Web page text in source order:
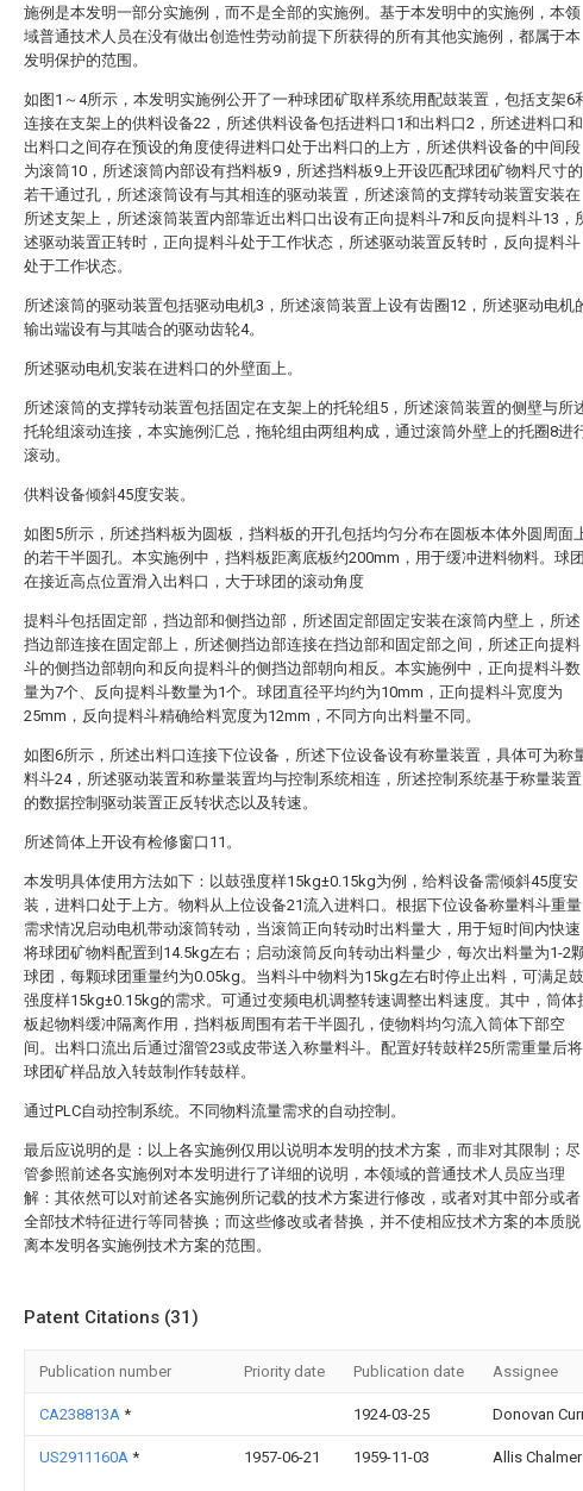
施例是本发明一部分实施例，而不是全部的实施例。基于本发明中的实施例，本领
域普通技术人员在没有做出创造性劳动前提下所获得的所有其他实施例，都属于本
发明保护的范围。
如图1～4所示，本发明实施例公开了一种球团矿取样系统用配鼓装置，包括支架6
连接在支架上的供料设备22，所述供料设备包括进料口1和出料口2，所述进料口和
出料口之间存在预设的角度使得进料口处于出料口的上方，所述供料设备的中间段
为滚筒10，所述滚筒内部设有挡料板9，所述挡料板9上开设匹配球团矿物料尺寸的
若干通过孔，所述滚筒设有与其相连的驱动装置，所述滚筒的支撑转动装置安装在
所述支架上，所述滚筒装置内部靠近出料口出设有正向提料斗7和反向提料斗13，
述驱动装置正转时，正向提料斗处于工作状态，所述驱动装置反转时，反向提料斗
处于工作状态。
所述滚筒的驱动装置包括驱动电机3，所述滚筒装置上设有齿圈12，所述驱动电机
输出端设有与其啮合的驱动齿轮4。
所述驱动电机安装在进料口的外壁面上。
所述滚筒的支撑转动装置包括固定在支架上的托轮组5，所述滚筒装置的侧壁与所
托轮组滚动连接，本实施例汇总，拖轮组由两组构成，通过滚筒外壁上的托圈8进
滚动。
供料设备倾斜45度安装。
如图5所示，所述挡料板为圆板，挡料板的开孔包括均匀分布在圆板本体外圆周面
的若干半圆孔。本实施例中，挡料板距离底板约200mm，用于缓冲进料物料。球团
在接近高点位置滑入出料口，大于球团的滚动角度
提料斗包括固定部，挡边部和侧挡边部，所述固定部固定安装在滚筒内壁上，所述
挡边部连接在固定部上，所述侧挡边部连接在挡边部和固定部之间，所述正向提料
斗的侧挡边部朝向和反向提料斗的侧挡边部朝向相反。本实施例中，正向提料斗数
量为7个、反向提料斗数量为1个。球团直径平均约为10mm，正向提料斗宽度为
25mm，反向提料斗精确给料宽度为12mm，不同方向出料量不同。
如图6所示，所述出料口连接下位设备，所述下位设备设有称量装置，具体可为称
料斗24，所述驱动装置和称量装置均与控制系统相连，所述控制系统基于称量装置
的数据控制驱动装置正反转状态以及转速。
所述筒体上开设有检修窗口11。
本发明具体使用方法如下：以鼓强度样15kg±0.15kg为例，给料设备需倾斜45度安
装，进料口处于上方。物料从上位设备21流入进料口。根据下位设备称量料斗重量
需求情况启动电机带动滚筒转动，当滚筒正向转动时出料量大，用于短时间内快速
将球团矿物料配置到14.5kg左右；启动滚筒反向转动出料量少，每次出料量为1-2
球团，每颗球团重量约为0.05kg。当料斗中物料为15kg左右时停止出料，可满足鼓
强度样15kg±0.15kg的需求。可通过变频电机调整转速调整出料速度。其中，筒体
板起物料缓冲隔离作用，挡料板周围有若干半圆孔，使物料均匀流入筒体下部空
间。出料口流出后通过溜管23或皮带送入称量料斗。配置好转鼓样25所需重量后将
球团矿样品放入转鼓制作转鼓样。
通过PLC自动控制系统。不同物料流量需求的自动控制。
最后应说明的是：以上各实施例仅用以说明本发明的技术方案，而非对其限制；尽
管参照前述各实施例对本发明进行了详细的说明，本领域的普通技术人员应当理
解：其依然可以对前述各实施例所记载的技术方案进行修改，或者对其中部分或者
全部技术特征进行等同替换；而这些修改或者替换，并不使相应技术方案的本质脱
离本发明各实施例技术方案的范围。
Patent Citations (31)
Publication number Priority date Publication date Assignee
CA238813A * 1924-03-25 Donovan
US2911160A * 1957-06-21 1959-11-03 Allis